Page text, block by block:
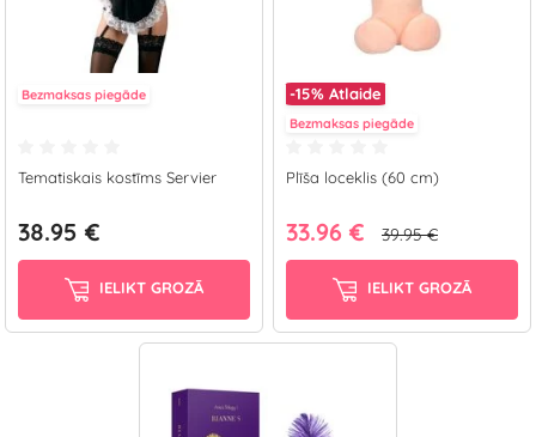
Bezmaksas piegāde
Tematiskais kostīms Servier
38.95 €
IELIKT GROZĀ
-15% Atlaide
Bezmaksas piegāde
Plīša loceklis (60 cm)
33.96 € 39.95 €
IELIKT GROZĀ